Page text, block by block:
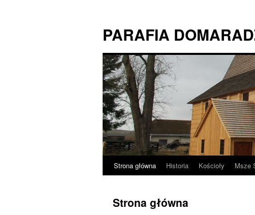
PARAFIA
Przejdź
treści
Strona główna Historia Kościoły Msze
Strona główna